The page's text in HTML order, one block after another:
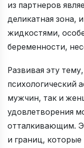
из партнеров
деликатная зона,
жидкостями,
беременности,
Развивая эту
психологический
мужчин, так и
удовлетворения
отталкивающим.
и границ,